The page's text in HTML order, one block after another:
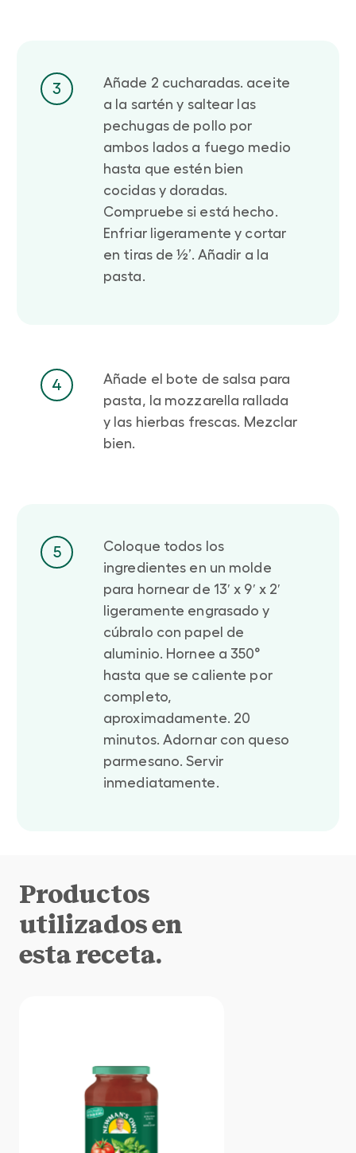
3
Añade 2 cucharadas. aceite
a la sartén y saltear las
pechugas de pollo por
ambos lados a fuego medio
hasta que estén bien
cocidas y doradas.
Compruebe si está hecho.
Enfriar ligeramente y cortar
en tiras de ½’. Añadir a la
pasta.
4
Añade el bote de salsa para
pasta, la mozzarella rallada
y las hierbas frescas. Mezclar
bien.
5
Coloque todos los
ingredientes en un molde
para hornear de 13′ x 9′ x 2′
ligeramente engrasado y
cúbralo con papel de
aluminio. Hornee a 350°
hasta que se caliente por
completo,
aproximadamente. 20
minutos. Adornar con queso
parmesano. Servir
inmediatamente.
Productos
utilizados en
esta receta.